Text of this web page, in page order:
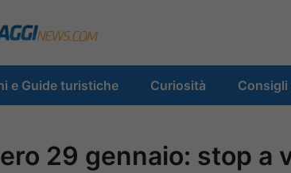
e Guide turistiche Curiosità Consigli
29 gennaio: stop a